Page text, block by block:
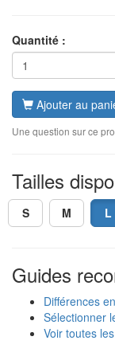
Quantité :
Ajouter au
Une question sur ce
Tailles
S M L
Guides
Différences
Sélectionner
Voir toutes